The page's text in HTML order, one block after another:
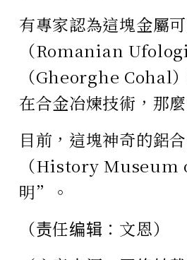
有專家認為這塊金屬
（Romanian
（Gheorghe Cohal
在合金冶煉技術，那
目前，這塊神奇的鋁
（History Museum
明”。
（责任编辑：文恩）